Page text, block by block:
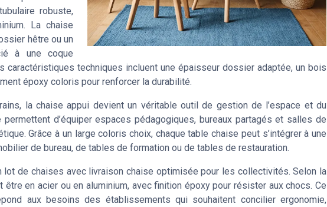
robuste,
La chaise
hêtre ou un
à une coque
caractéristiques techniques incluent une épaisseur dossier adaptée, un bois
époxy coloris pour renforcer la durabilité.
la chaise appui devient un véritable outil de gestion de l’espace et du
d’équiper espaces pédagogiques, bureaux partagés et salles de
Grâce à un large coloris choix, chaque table chaise peut s’intégrer à une
de bureau, de tables de formation ou de tables de restauration.
lot de chaises avec livraison chaise optimisée pour les collectivités. Selon la
en acier ou en aluminium, avec finition époxy pour résister aux chocs. Ce
aux besoins des établissements qui souhaitent concilier ergonomie,